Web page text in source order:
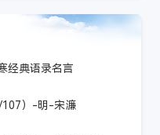
经典语录名言
107）-明-宋濂